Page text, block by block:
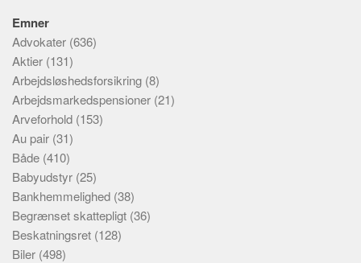
Emner
Advokater (636)
Aktier (131)
Arbejdsløshedsforsikring (8)
Arbejdsmarkedspensioner (21)
Arveforhold (153)
Au pair (31)
Både (410)
Babyudstyr (25)
Bankhemmelighed (38)
Begrænset skattepligt (36)
Beskatningsret (128)
Biler (498)